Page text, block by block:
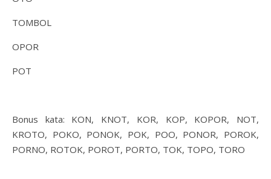
TOMBOL
OPOR
POT
Bonus kata: KON, KNOT, KOR, KOP, KOPOR, NOT,
KROTO, POKO, PONOK, POK, POO, PONOR, POROK,
PORNO, ROTOK, POROT, PORTO, TOK, TOPO, TORO